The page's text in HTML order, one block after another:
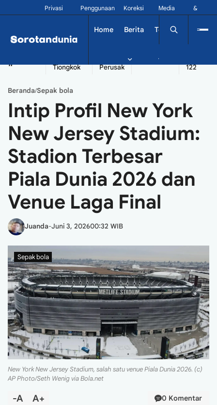
Privasi Penggunaan Koreksi
Media
&
Home Berita Tekno Dinamika
#
Tiongkok
Perusak
Seychelles
122
Beranda/Sepak bola
Intip Profil New York
New Jersey Stadium:
Stadion Terbesar
Piala Dunia 2026 dan
Venue Laga Final
Juanda-Juni 3, 202600:32 WIB
Sepak bola
New York New Jersey Stadium, salah satu venue Piala Dunia 2026. (c)
AP Photo/Seth Wenig via Bola.net
-A A+ 0 Komentar